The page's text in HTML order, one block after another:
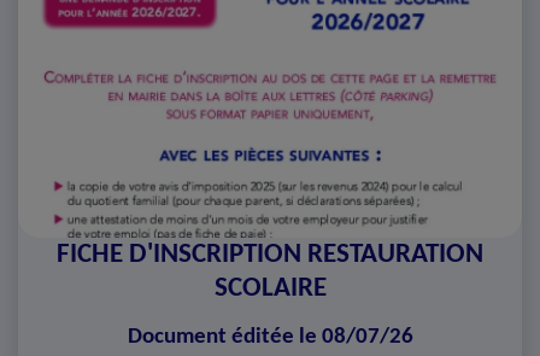
FICHE D'INSCRIPTION RESTAURATION
SCOLAIRE
Document éditée le 08/07/26